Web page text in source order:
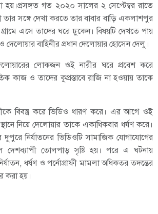
হয়।প্রসঙ্গত গত ২০২০ সালের ২ সেপ্টেম্বর রাতে
তার সঙ্গে দেখা করতে তার বাবার বাড়ি একলাশপুর
এসে তাদের ঘরে ঢুকেন। বিষয়টি দেখতে পায়
দেলোয়ার বাহিনীর প্রধান দেলোয়ার হোসেন দেলু।
লোকজন ওই নারীর ঘরে প্রবেশ করে
কাজ ও তাদের কুপ্রস্তাবে রাজি না হওয়ায় তাকে
বিবস্ত্র করে ভিডিও ধারণ করে। এর আগে ওই
নিয়ে দেলোয়ার তাকে একাধিকবার ধর্ষণ করে।
নির্যাতনের ভিডিওটি সামাজিক যোগাযোগের
দেশব্যাপী তোলপাড় সৃষ্টি হয়। পরে এ ঘটনায়
ধর্ষণ ও পর্নোগ্রাফী মামলা অধিকতর তদন্তের
করা হয়।